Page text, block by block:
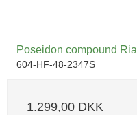
Poseidon compound
604-HF-48-2347S
1.299,00 DKK